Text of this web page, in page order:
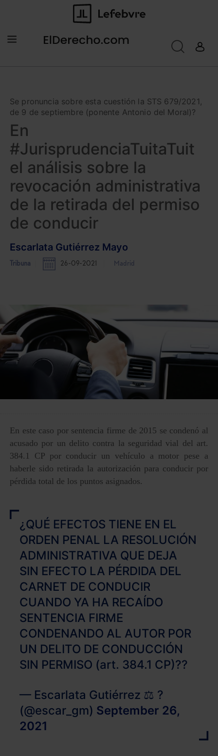
Se pronuncia sobre esta cuestión la STS 679/2021,
de 9 de septiembre (ponente Antonio del Moral)?
En
#JurisprudenciaTuitaTuit
el análisis sobre la
revocación administrativa
de la retirada del permiso
de conducir
Escarlata Gutiérrez Mayo
Tribuna 26-09-2021 Madrid
En este caso por sentencia firme de 2015 se condenó al
acusado por un delito contra la seguridad vial del art.
384.1 CP por conducir un vehículo a motor pese a
haberle sido retirada la autorización para conducir por
pérdida total de los puntos asignados.
¿QUÉ EFECTOS TIENE EN EL
ORDEN PENAL LA RESOLUCIÓN
ADMINISTRATIVA QUE DEJA
SIN EFECTO LA PÉRDIDA DEL
CARNET DE CONDUCIR
CUANDO YA HA RECAÍDO
SENTENCIA FIRME
CONDENANDO AL AUTOR POR
UN DELITO DE CONDUCCIÓN
SIN PERMISO (art. 384.1 CP)??
— Escarlata Gutiérrez ⚖️ ?
(@escar_gm) September 26,
2021